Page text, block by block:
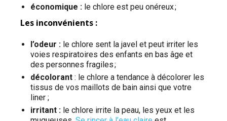
économique : le chlore est peu onéreux ;
Les inconvénients :
l’odeur : le chlore sent la javel et peut irriter les
voies respiratoires des enfants en bas âge et
des personnes fragiles ;
décolorant : le chlore a tendance à décolorer les
tissus de vos maillots de bain ainsi que votre
liner ;
irritant : le chlore irrite la peau, les yeux et les